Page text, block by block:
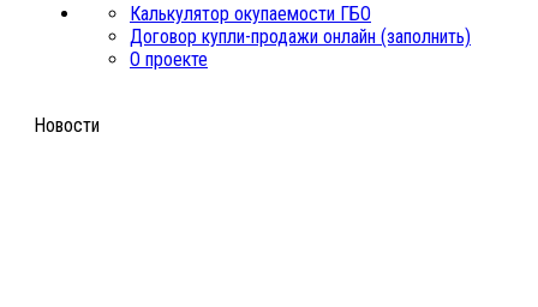
Калькулятор окупаемости ГБО
Договор купли-продажи онлайн (заполнить)
О проекте
Новости